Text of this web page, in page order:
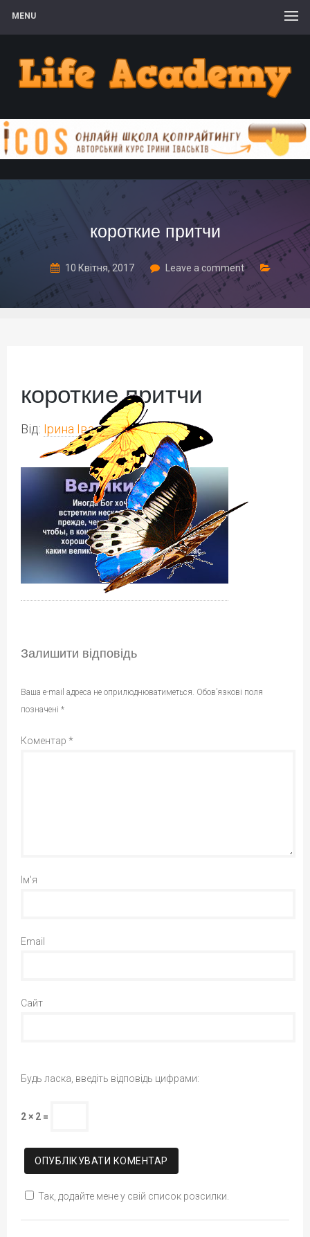
MENU
короткие притчи
10 Квітня, 2017 Leave a comment
короткие притчи
Від: Ірина Іваськів
Залишити відповідь
Ваша e-mail адреса не оприлюднюватиметься. Обов’язкові поля
позначені *
Коментар *
Ім'я
Email
Сайт
Будь ласка, введіть відповідь цифрами:
2 × 2 =
Так, додайте мене у свій список розсилки.